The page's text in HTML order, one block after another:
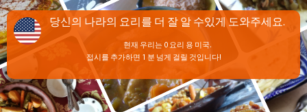
당신의 나라의 요리를 더 잘 알 수있게 도와주세요.
현재 우리는 0 요리 용 미국.
접시를 추가하면 1 분 넘게 걸릴 것입니다!